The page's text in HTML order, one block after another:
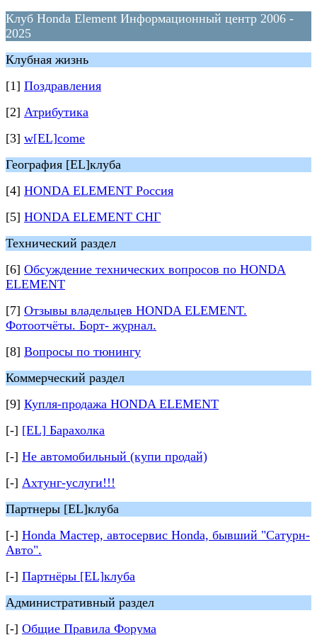
Клуб Honda Element Информационный центр 2006 -
2025
Клубная жизнь
[1] Поздравления
[2] Атрибутика
[3] w[EL]come
География [EL]клуба
[4] HONDA ELEMENT Россия
[5] HONDA ELEMENT СНГ
Технический раздел
[6] Обсуждение технических вопросов по HONDA
ELEMENT
[7] Отзывы владельцев HONDA ELEMENT.
Фотоотчёты. Борт- журнал.
[8] Вопросы по тюнингу
Коммерческий раздел
[9] Купля-продажа HONDA ELEMENT
[-] [EL] Барахолка
[-] Не автомобильный (купи продай)
[-] Ахтунг-услуги!!!
Партнеры [EL]клуба
[-] Honda Мастер, автосервис Honda, бывший "Сатурн-
Авто".
[-] Партнёры [EL]клуба
Административный раздел
[-] Общие Правила Форума